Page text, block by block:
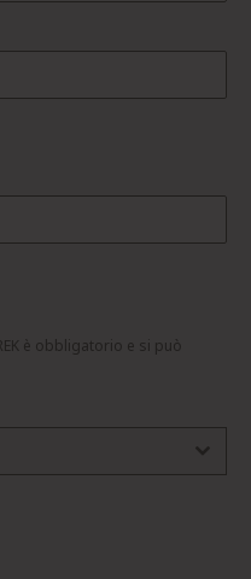
è obbligatorio e si può